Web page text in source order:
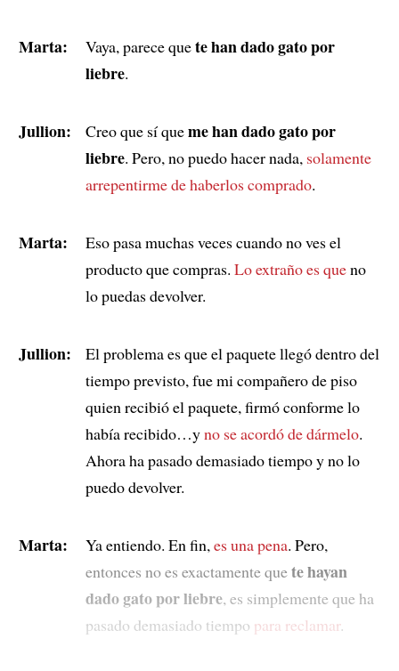
Marta: Vaya, parece quete han dado gato por
liebre.
Jullion: Creo que sí queme han dado gato por
liebre. Pero, no puedo hacer nada, solamente
arrepentirme dehaberlos comprado.
Marta:
Eso pasa muchas veces cuando no ves el
producto que compras. Lo extraño es queno
lo puedas devolver.
Jullion:
El problema es que el paquete llegó dentro del
tiempo previsto, fue mi compañero de piso
quien recibió el paquete, firmó conforme lo
había recibido…yno se acordó de dármelo.
Ahora ha pasado demasiado tiempo y no lo
puedo devolver.
Marta: Ya entiendo. En fin, es una pena. Pero,
entonces no es exactamente quete hayan
dado gato por liebre, es simplemente que ha
pasado demasiado tiempo para reclamar.